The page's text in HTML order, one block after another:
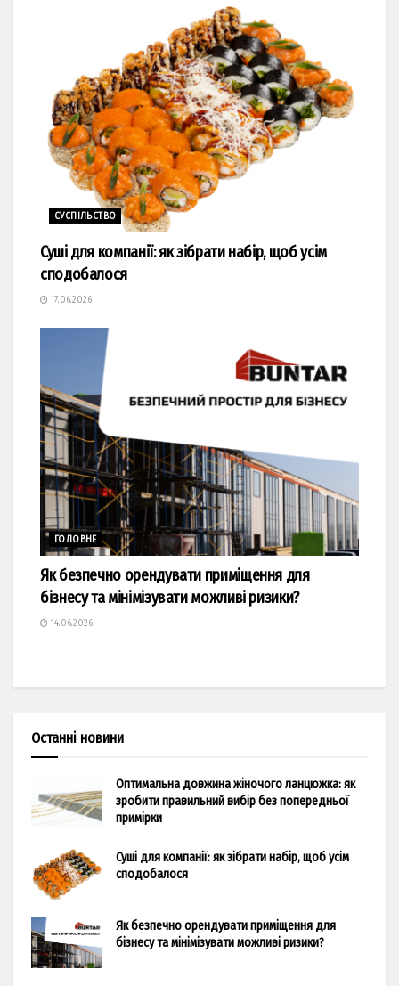
СУСПІЛЬСТВО
Суші для компанії: як зібрати набір, щоб усім
сподобалося
17.06.2026
ГОЛОВНЕ
Як безпечно орендувати приміщення для
бізнесу та мінімізувати можливі ризики?
14.06.2026
Останні новини
Оптимальна довжина жіночого ланцюжка: як
зробити правильний вибір без попередньої
примірки
Суші для компанії: як зібрати набір, щоб усім
сподобалося
Як безпечно орендувати приміщення для
бізнесу та мінімізувати можливі ризики?